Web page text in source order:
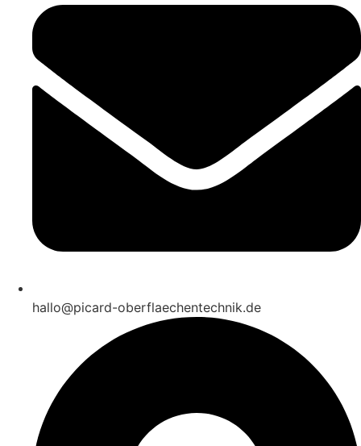
hallo@picard-oberflaechentechnik.de